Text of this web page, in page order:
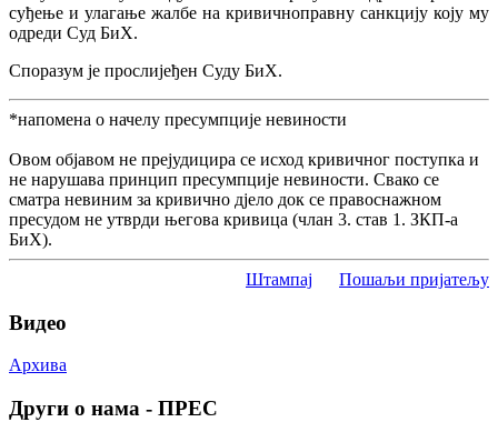
суђење и улагање жалбе на кривичноправну санкцију коју му
одреди Суд БиХ.
Споразум је прослијеђен Суду БиХ.
*напомена о начелу пресумпције невиности
Овом објавом не прејудицира се исход кривичног поступка и
не нарушава принцип пресумпције невиности. Свако се
сматра невиним за кривично дјело док се правоснажном
пресудом не утврди његова кривица (члан 3. став 1. ЗКП-а
БиХ).
Штампај Пошаљи пријатељу
Видео
Архива
Други о нама - ПРЕС